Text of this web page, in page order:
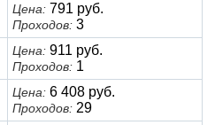
Цена: 791 руб.
Проходов: 3
Цена: 911 руб.
Проходов: 1
Цена: 6 408 руб.
Проходов: 29